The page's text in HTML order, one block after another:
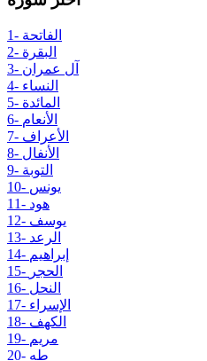
1- الفاتحة
2- البقرة
3- آل عمران
4- النساء
5- المائدة
6- الأنعام
7- الأعراف
8- الأنفال
9- التوبة
10- يونس
11- هود
12- يوسف
13- الرعد
14- إبراهيم
15- الحجر
16- النحل
17- الإسراء
18- الكهف
19- مريم
20- طه